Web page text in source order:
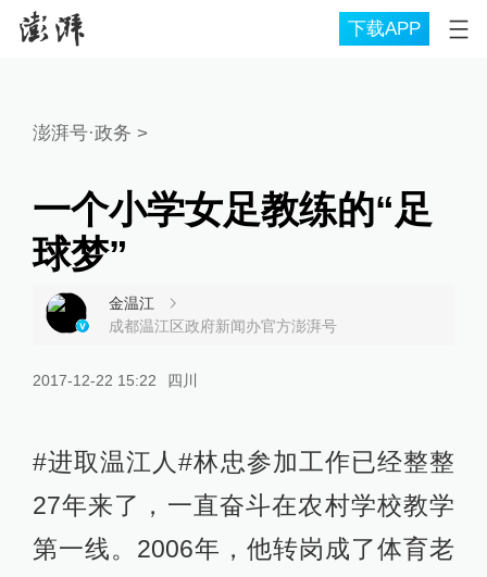
下载APP
澎湃号·政务 >
一个小学女足教练的“足
球梦”
金温江
成都温江区政府新闻办官方澎湃号
2017-12-22 15:22 四川
#进取温江人#林忠参加工作已经整整
27年来了，一直奋斗在农村学校教学
第一线。2006年，他转岗成了体育老